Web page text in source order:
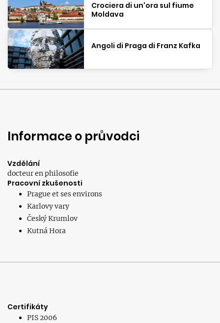
Crociera di un'ora sul fiume
Moldava
Angoli di Praga di Franz Kafka
Informace o průvodci
Vzdělání
docteur en philosofie
Pracovní zkušenosti
Prague et ses environs
Karlovy vary
Český Krumlov
Kutná Hora
Certifikáty
PIS 2006